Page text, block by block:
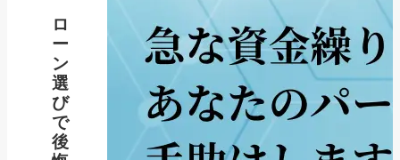
ロ
ー
ン
選
び
で
後